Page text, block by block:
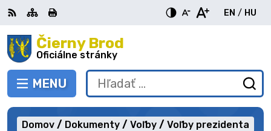
Preskočiť
na
obsah Čierny Brod
Oficiálne stránky
PREPNÚŤ
MENU
RSS MapaTlačiť
EN
English
/ HU
Hľadať:
Domov Dokumenty Voľby Voľby prezidenta